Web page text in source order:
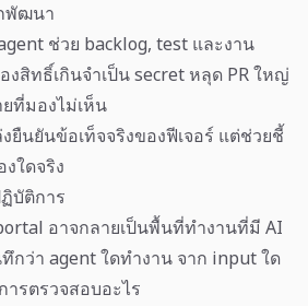
พัฒนา
ช่วย backlog, test และงาน
งสิทธิ์เกินจำเป็น secret หลุด PR ใหญ่
ที่มองไม่เห็น
นยันข้อเท็จจริงของฟีเจอร์ แต่ช่วยชี้
ใดจริง
บัติการ
อาจกลายเป็นพื้นที่ทำงานที่มี AI
กว่า agent ใดทำงาน จาก input ใด
รตรวจสอบอะไร